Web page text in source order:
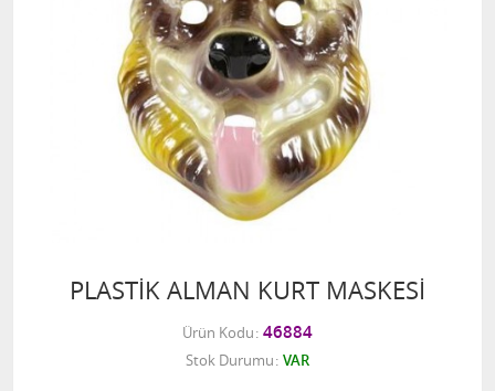
PLASTİK ALMAN KURT MASKESİ
Ürün Kodu 46884
Stok Durumu VAR